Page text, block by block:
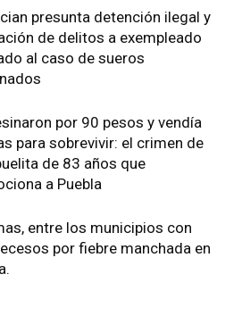
presunta detención ilegal y
de delitos a exempleado
al caso de sueros
por 90 pesos y vendía
para sobrevivir: el crimen de
de 83 años que
a Puebla
entre los municipios con
por fiebre manchada en